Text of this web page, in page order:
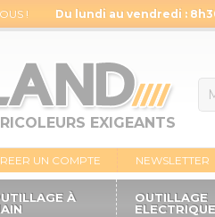
! Du lundi au vendredi :
EXIGEANTS
UN COMPTE NEWSLETTER
À
OUTILLAGE
ELECTRIQUE